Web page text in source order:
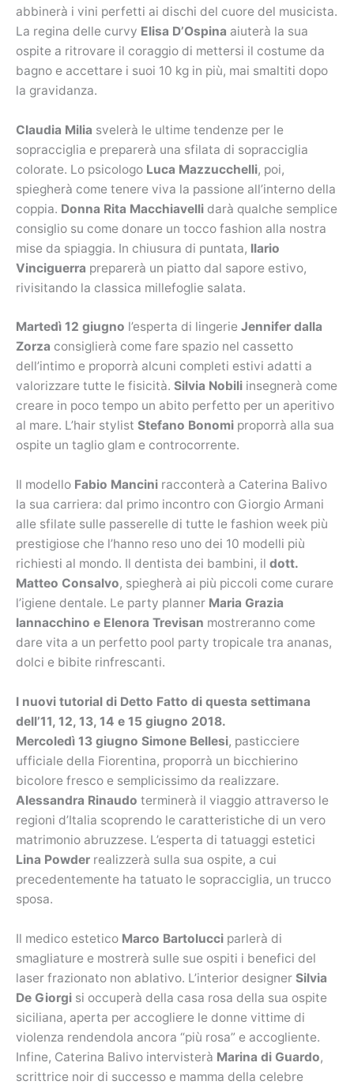
abbinerà i vini perfetti ai dischi del cuore del musicista.
La regina delle curvy Elisa D’Ospina aiuterà la sua
ospite a ritrovare il coraggio di mettersi il costume da
bagno e accettare i suoi 10 kg in più, mai smaltiti dopo
la gravidanza.
Claudia Milia svelerà le ultime tendenze per le
sopracciglia e preparerà una sfilata di sopracciglia
colorate. Lo psicologo Luca Mazzucchelli, poi,
spiegherà come tenere viva la passione all’interno della
coppia. Donna Rita Macchiavelli darà qualche semplice
consiglio su come donare un tocco fashion alla nostra
mise da spiaggia. In chiusura di puntata, Ilario
Vinciguerra preparerà un piatto dal sapore estivo,
rivisitando la classica millefoglie salata.
Martedì 12 giugno l’esperta di lingerie Jennifer dalla
Zorza consiglierà come fare spazio nel cassetto
dell’intimo e proporrà alcuni completi estivi adatti a
valorizzare tutte le fisicità. Silvia Nobili insegnerà come
creare in poco tempo un abito perfetto per un aperitivo
al mare. L’hair stylist Stefano Bonomi proporrà alla sua
ospite un taglio glam e controcorrente.
Il modello Fabio Mancini racconterà a Caterina Balivo
la sua carriera: dal primo incontro con Giorgio Armani
alle sfilate sulle passerelle di tutte le fashion week più
prestigiose che l’hanno reso uno dei 10 modelli più
richiesti al mondo. Il dentista dei bambini, il dott.
Matteo Consalvo, spiegherà ai più piccoli come curare
l’igiene dentale. Le party planner Maria Grazia
Iannacchino e Elenora Trevisan mostreranno come
dare vita a un perfetto pool party tropicale tra ananas,
dolci e bibite rinfrescanti.
I nuovi tutorial di Detto Fatto di questa settimana
dell’11, 12, 13, 14 e 15 giugno 2018.
Mercoledì 13 giugno Simone Bellesi, pasticciere
ufficiale della Fiorentina, proporrà un bicchierino
bicolore fresco e semplicissimo da realizzare.
Alessandra Rinaudo terminerà il viaggio attraverso le
regioni d’Italia scoprendo le caratteristiche di un vero
matrimonio abruzzese. L’esperta di tatuaggi estetici
Lina Powder realizzerà sulla sua ospite, a cui
precedentemente ha tatuato le sopracciglia, un trucco
sposa.
Il medico estetico Marco Bartolucci parlerà di
smagliature e mostrerà sulle sue ospiti i benefici del
laser frazionato non ablativo. L’interior designer Silvia
De Giorgi si occuperà della casa rosa della sua ospite
siciliana, aperta per accogliere le donne vittime di
violenza rendendola ancora “più rosa” e accogliente.
Infine, Caterina Balivo intervisterà Marina di Guardo,
scrittrice noir di successo e mamma della celebre